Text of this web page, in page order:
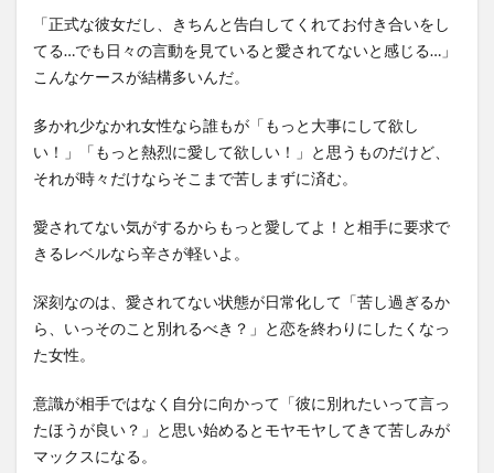
「正式な彼女だし、きちんと告白してくれてお付き合いをし
てる…でも日々の言動を見ていると愛されてないと感じる…」
こんなケースが結構多いんだ。
多かれ少なかれ女性なら誰もが「もっと大事にして欲し
い！」「もっと熱烈に愛して欲しい！」と思うものだけど、
それが時々だけならそこまで苦しまずに済む。
愛されてない気がするからもっと愛してよ！と相手に要求で
きるレベルなら辛さが軽いよ。
深刻なのは、愛されてない状態が日常化して「苦し過ぎるか
ら、いっそのこと別れるべき？」と恋を終わりにしたくなっ
た女性。
意識が相手ではなく自分に向かって「彼に別れたいって言っ
たほうが良い？」と思い始めるとモヤモヤしてきて苦しみが
マックスになる。